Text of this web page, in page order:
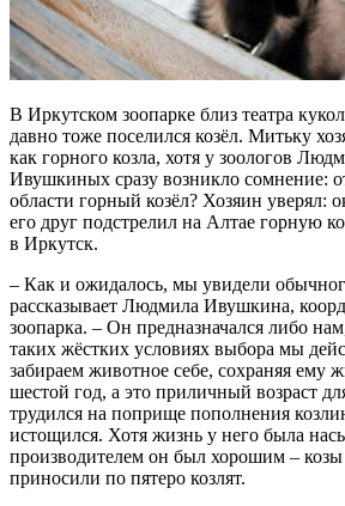
В Иркутском зоопарке близ театра
давно тоже поселился козёл. Митьку
как горного козла, хотя у зоологов
Ивушкиных сразу возникло сомнение:
области горный козёл? Хозяин уверял:
его друг подстрелил на Алтае горную
в Иркутск.
– Как и ожидалось, мы увидели
рассказывает Людмила Ивушкина,
зоопарка. – Он предназначался либо
таких жёстких условиях выбора мы
забираем животное себе, сохраняя ему
шестой год, а это приличный возраст
трудился на поприще пополнения
истощился. Хотя жизнь у него была
производителем он был хорошим – козы
приносили по пятеро козлят.